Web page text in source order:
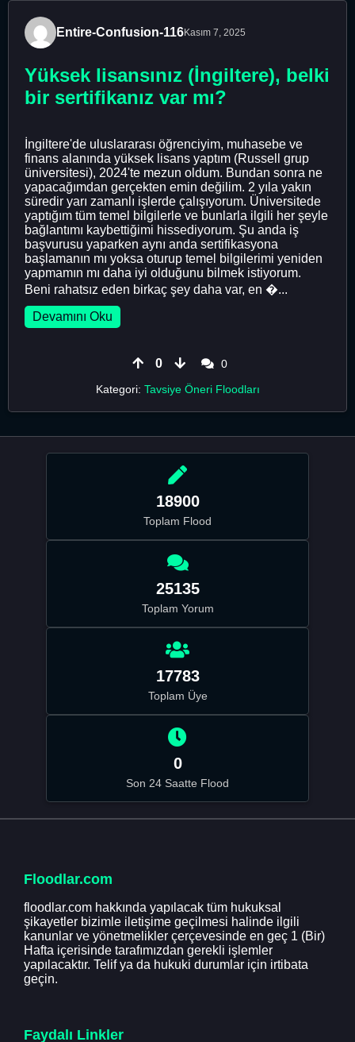
Entire-Confusion-116Kasım 7, 2025
Yüksek lisansınız (İngiltere), belki
bir sertifikanız var mı?
İngiltere'de uluslararası öğrenciyim, muhasebe ve
finans alanında yüksek lisans yaptım (Russell grup
üniversitesi), 2024'te mezun oldum. Bundan sonra ne
yapacağımdan gerçekten emin değilim. 2 yıla yakın
süredir yarı zamanlı işlerde çalışıyorum. Üniversitede
yaptığım tüm temel bilgilerle ve bunlarla ilgili her şeyle
bağlantımı kaybettiğimi hissediyorum. Şu anda iş
başvurusu yaparken aynı anda sertifikasyona
başlamanın mı yoksa oturup temel bilgilerimi yeniden
yapmamın mı daha iyi olduğunu bilmek istiyorum.
Beni rahatsız eden birkaç şey daha var, en �...
Devamını Oku
0
0
Kategori: Tavsiye Öneri Floodları
18900
Toplam Flood
25135
Toplam Yorum
17783
Toplam Üye
0
Son 24 Saatte Flood
Floodlar.com
floodlar.com hakkında yapılacak tüm hukuksal
şikayetler bizimle iletişime geçilmesi halinde ilgili
kanunlar ve yönetmelikler çerçevesinde en geç 1 (Bir)
Hafta içerisinde tarafımızdan gerekli işlemler
yapılacaktır. Telif ya da hukuki durumlar için irtibata
geçin.
Faydalı Linkler